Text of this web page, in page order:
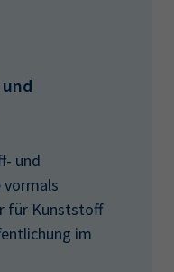
und
für Kunststoff
im